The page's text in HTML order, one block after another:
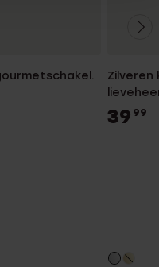
Zilveren
39 99